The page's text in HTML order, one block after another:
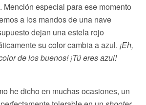
Mención especial para ese momento
a los mandos de una nave
dejan una estela rojo
su color cambia a azul. ¡Eh,
de los buenos! ¡Tú eres azul!
he dicho en muchas ocasiones, un